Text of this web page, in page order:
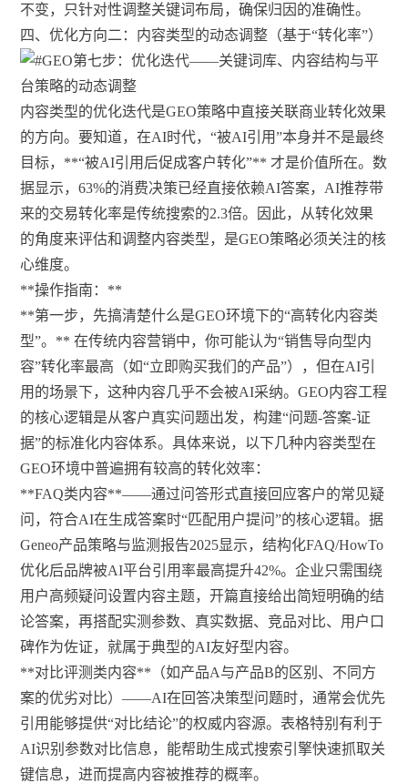
不变，只针对性调整关键词布局，确保归因的准确性。
四、优化方向二：内容类型的动态调整（基于“转化率”）
内容类型的优化迭代是GEO策略中直接关联商业转化效果
的方向。要知道，在AI时代，“被AI引用”本身并不是最终
目标，**“被AI引用后促成客户转化”** 才是价值所在。数
据显示，63%的消费决策已经直接依赖AI答案，AI推荐带
来的交易转化率是传统搜索的2.3倍。因此，从转化效果
的角度来评估和调整内容类型，是GEO策略必须关注的核
心维度。
**操作指南：**
**第一步，先搞清楚什么是GEO环境下的“高转化内容类
型”。** 在传统内容营销中，你可能认为“销售导向型内
容”转化率最高（如“立即购买我们的产品”），但在AI引
用的场景下，这种内容几乎不会被AI采纳。GEO内容工程
的核心逻辑是从客户真实问题出发，构建“问题-答案-证
据”的标准化内容体系。具体来说，以下几种内容类型在
GEO环境中普遍拥有较高的转化效率：
**FAQ类内容**——通过问答形式直接回应客户的常见疑
问，符合AI在生成答案时“匹配用户提问”的核心逻辑。据
Geneo产品策略与监测报告2025显示，结构化FAQ/HowTo
优化后品牌被AI平台引用率最高提升42%。企业只需围绕
用户高频疑问设置内容主题，开篇直接给出简短明确的结
论答案，再搭配实测参数、真实数据、竞品对比、用户口
碑作为佐证，就属于典型的AI友好型内容。
**对比评测类内容**（如产品A与产品B的区别、不同方
案的优劣对比）——AI在回答决策型问题时，通常会优先
引用能够提供“对比结论”的权威内容源。表格特别有利于
AI识别参数对比信息，能帮助生成式搜索引擎快速抓取关
键信息，进而提高内容被推荐的概率。